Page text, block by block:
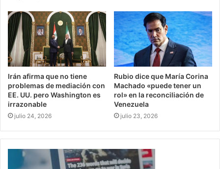
Irán afirma que no tiene
problemas de mediación con
EE. UU. pero Washington es
irrazonable
julio 24, 2026
Rubio dice que María Corina
Machado «puede tener un
rol» en la reconciliación de
Venezuela
julio 23, 2026